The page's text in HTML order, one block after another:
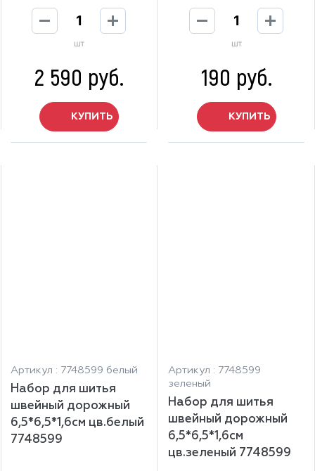
шт
2 590 руб.
КУПИТЬ
шт
190 руб.
КУПИТЬ
Артикул : 7748599 белый
Набор для шитья
швейный дорожный
6,5*6,5*1,6см цв.белый
7748599
Артикул : 7748599
зеленый
Набор для шитья
швейный дорожный
6,5*6,5*1,6см
цв.зеленый 7748599